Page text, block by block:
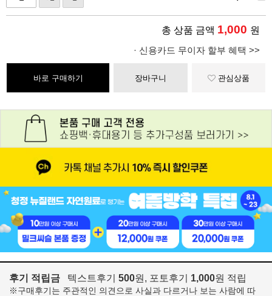
총 상품 금액 1,000 원
· 신용카드 무이자 할부 혜택 >>
바로 구매하기 장바구니 관심상품
후기 적립금 텍스트후기 500원, 포토후기 1,000원 적립
※구매후기는 주관적인 의견으로 사실과 다르거나 보는 사람에 따